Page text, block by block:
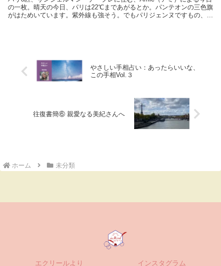
の一枚。晴天の今日、パリは22℃まであがるとか。パンテオンの三色旗
がはためいています。紫外線も強そう。でもパリジェンヌですもの、日
やさしい手相占い：あったらいいな、
この手相Vol.３
往復書簡⑥ 親愛なる美紀さんへ
ホーム 未分類
エクリールより インスタグラム